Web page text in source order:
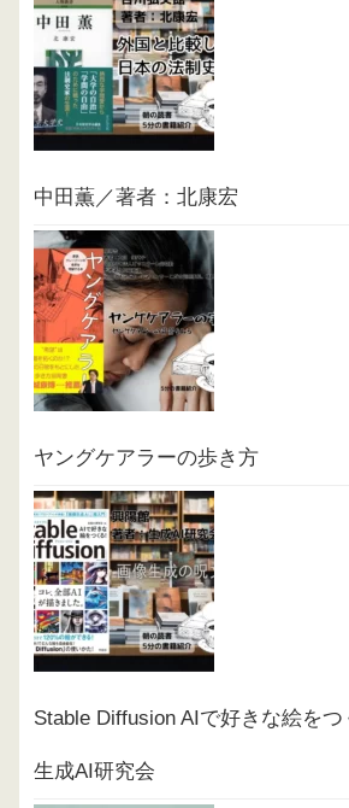
中田薫／著者：北康宏
ヤングケアラーの歩き方
Stable Diffusion AIで好きな絵をつ
生成AI研究会